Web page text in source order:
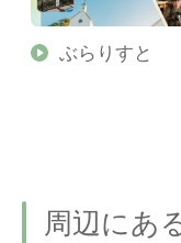
ぶらりすと
周辺にあ